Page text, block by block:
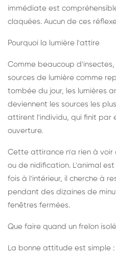
immédiate est
claquées. Aucun de ces
Pourquoi la lumière l'attire
Comme beaucoup
sources de lumière comme
tombée du jour, les lumières
deviennent les sources les
attirent l'individu, qui finit par
ouverture.
Cette attirance n'a rien à
ou de nidification. L'animal
fois à l'intérieur, il cherche à
pendant des dizaines de
fenêtres fermées.
Que faire quand un frelon
La bonne attitude est simple :